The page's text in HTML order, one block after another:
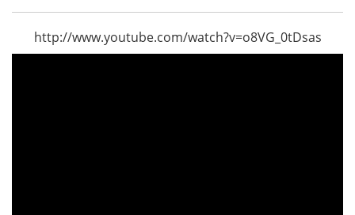
http://www.youtube.com/watch?v=o8VG_0tDsas